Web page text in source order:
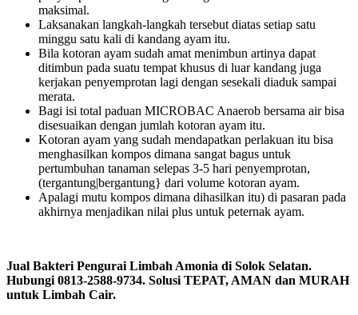
maksimal.
Laksanakan langkah-langkah tersebut diatas setiap satu
minggu satu kali di kandang ayam itu.
Bila kotoran ayam sudah amat menimbun artinya dapat
ditimbun pada suatu tempat khusus di luar kandang juga
kerjakan penyemprotan lagi dengan sesekali diaduk sampai
merata.
Bagi isi total paduan MICROBAC Anaerob bersama air bisa
disesuaikan dengan jumlah kotoran ayam itu.
Kotoran ayam yang sudah mendapatkan perlakuan itu bisa
menghasilkan kompos dimana sangat bagus untuk
pertumbuhan tanaman selepas 3-5 hari penyemprotan,
(tergantung|bergantung} dari volume kotoran ayam.
Apalagi mutu kompos dimana dihasilkan itu) di pasaran pada
akhirnya menjadikan nilai plus untuk peternak ayam.
Jual Bakteri Pengurai Limbah Amonia di Solok Selatan.
Hubungi 0813-2588-9734. Solusi TEPAT, AMAN dan MURAH
untuk Limbah Cair.